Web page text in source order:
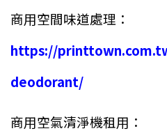
商用空間味道處理：
https://
deodorant/
商用空氣清淨機租用：